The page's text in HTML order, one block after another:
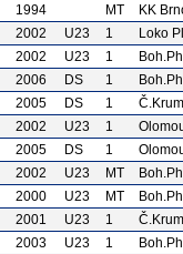
1994 MT
KK
2002 U23 1
Loko
2002 U23 1
2006 DS 1
2005 DS 1
2002 U23 1
2005 DS 1
2002 U23 MT
2000 U23 MT
2001 U23 1
2003 U23 1